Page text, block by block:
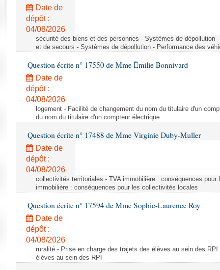
Rapports législatifs
Rapports sur l'application des lois
Baromètre de l’application des lois
Dossiers législatifs
Budget et sécurité sociale
Questions écrites et orales
Comptes rendus des débats
Date de
dépôt :
04/08/2026
sécurité des biens et des personnes - Systèmes de dépollution
et de secours - Systèmes de dépollution - Performance des
Question écrite n° 17550 de Mme Émilie Bonnivard
Date de
dépôt :
04/08/2026
logement - Facilité de changement du nom du titulaire d'un
du nom du titulaire d'un compteur électrique
Question écrite n° 17488 de Mme Virginie Duby-Muller
Date de
dépôt :
04/08/2026
collectivités territoriales - TVA immobilière : conséquences
immobilière : conséquences pour les collectivités locales
Question écrite n° 17594 de Mme Sophie-Laurence Roy
Date de
dépôt :
04/08/2026
ruralité - Prise en charge des trajets des élèves au sein des
élèves au sein des RPI